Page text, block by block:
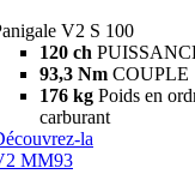
V2 S 100
120 ch
93,3 Nm COUPLE
176 kg Poids en
carburant
la
MM93